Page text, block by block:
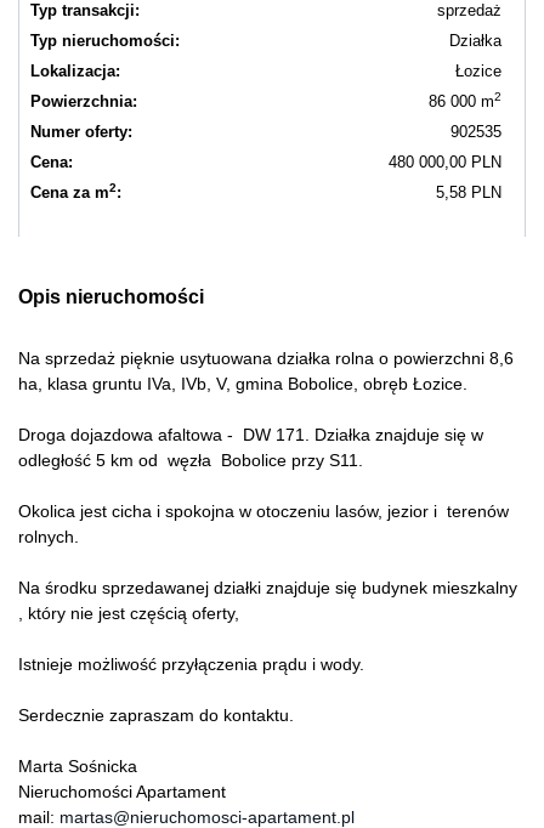
Typ transakcji:
sprzedaż
Typ nieruchomości:
Działka
Lokalizacja:
Łozice
Powierzchnia:
86 000 m2
Numer oferty:
902535
Cena:
480 000,00 PLN
Cena za m2: 5,58 PLN
Opis nieruchomości
Na sprzedaż pięknie usytuowana działka rolna o powierzchni 8,6
ha, klasa gruntu IVa, IVb, V, gmina Bobolice, obręb Łozice.
Droga dojazdowa afaltowa - DW 171. Działka znajduje się w
odległość 5 km od węzła Bobolice przy S11.
Okolica jest cicha i spokojna w otoczeniu lasów, jezior i terenów
rolnych.
Na środku sprzedawanej działki znajduje się budynek mieszkalny
, który nie jest częścią oferty,
Istnieje możliwość przyłączenia prądu i wody.
Serdecznie zapraszam do kontaktu.
Marta Sośnicka
Nieruchomości Apartament
mail: martas@nieruchomosci-apartament.pl